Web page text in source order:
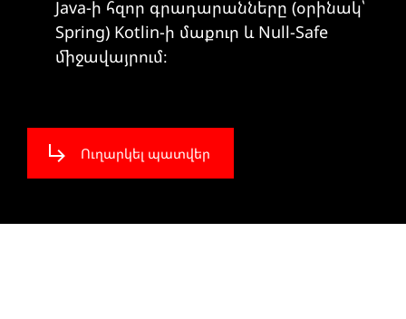
Java-ի հզոր գրադարանները (օրինակ՝
Spring) Kotlin-ի մաքուր և Null-Safe
միջավայրում։
Ուղարկել պատվեր